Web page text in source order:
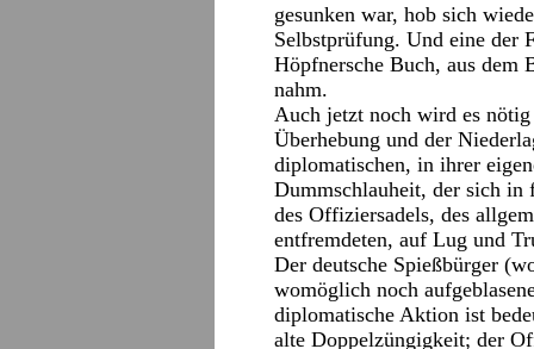
gesunken war, hob sich
Selbstprüfung. Und eine der
Höpfnersche Buch, aus dem
nahm.
Auch jetzt noch wird es
Überhebung und der
diplomatischen, in ihrer
Dummschlauheit, der sich in
des Offiziersadels, des
entfremdeten, auf Lug und
Der deutsche Spießbürger
womöglich noch
diplomatische Aktion ist
alte Doppelzüngigkeit; der